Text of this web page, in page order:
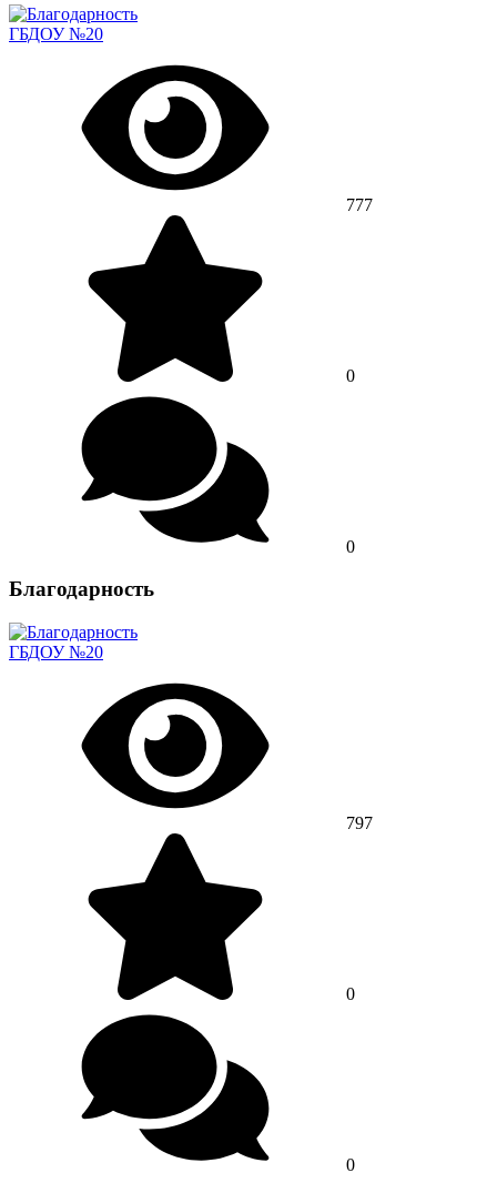
ГБДОУ №20
777
0
0
Благодарность
ГБДОУ №20
797
0
0